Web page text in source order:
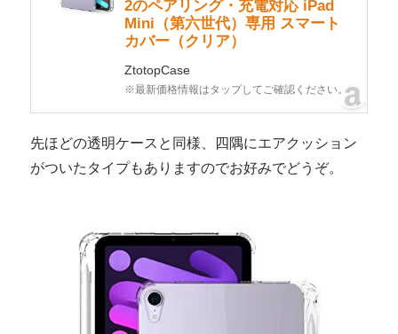
2のペアリング・充電対応 iPad
Mini（第六世代）専用 スマート
カバー（クリア）
ZtotopCase
※最新価格情報はタップしてご確認ください。
先ほどの透明ケースと同様、四隅にエアクッション
がついたタイプもありますのでお好みでどうぞ。